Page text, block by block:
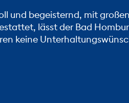
und begeisternd, mit
lässt derBad
keine